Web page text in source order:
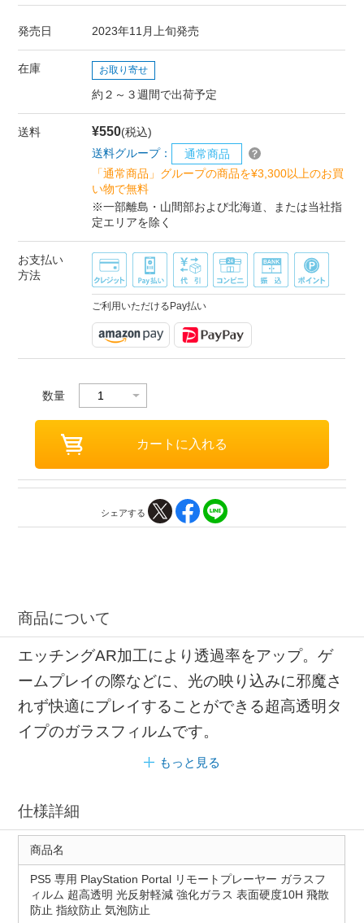
発売日 2023年11月上旬発売
在庫 お取り寄せ
約２～３週間で出荷予定
送料 ¥550(税込)
送料グループ：
通常商品
「通常商品」グループの商品を¥3,300以上のお買
い物で無料
※一部離島・山間部および北海道、または当社指
定エリアを除く
お支払い
方法
ご利用いただけるPay払い
数量
シェアする
商品について
エッチングAR加工により透過率をアップ。ゲ
ームプレイの際などに、光の映り込みに邪魔さ
れず快適にプレイすることができる超高透明タ
イプのガラスフィルムです。
もっと見る
仕様詳細
商品名
PS5 専用 PlayStation Portal リモートプレーヤー ガラスフ
ィルム 超高透明 光反射軽減 強化ガラス 表面硬度10H 飛散
防止 指紋防止 気泡防止